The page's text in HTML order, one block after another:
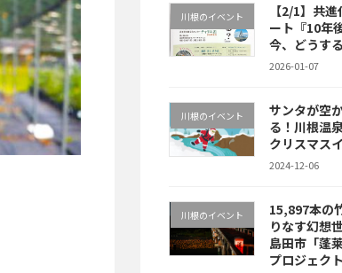
川根のイベント
【2/1】共
ート『10年
今、どうする
2026-01-07
川根のイベント
サンタが空
る！川根温
クリスマス
2024-12-06
川根のイベント
15,897本の
りなす幻想
島田市「蓬
プロジェク